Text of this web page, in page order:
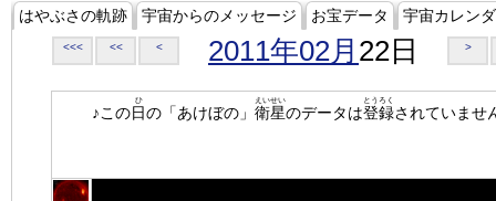
はやぶさの軌跡 宇宙からのメッセージ お宝データ 宇宙カレン
<<< << < 2011年02月 22日 >
♪この日
ひ
の「あけぼの」 衛星
えいせい
のデータは登録
とうろく
されていませ